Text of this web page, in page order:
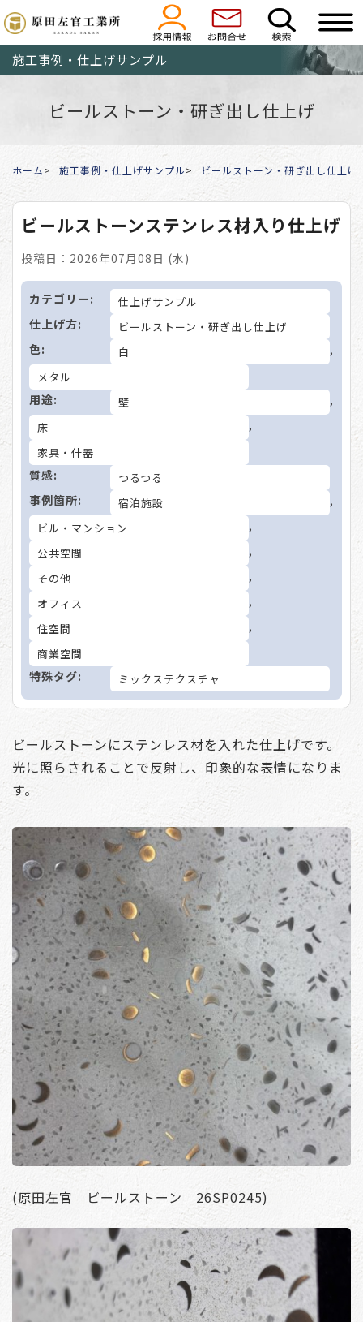
施工事例・仕上げサンプル
ビールストーン・研ぎ出し仕上げ
ホーム 施工事例・仕上げサンプル ビールストーン・研ぎ出し仕上げ
ビールストーンステンレス材入り仕上げ
投稿日：2026年07月08日 (水)
カテゴリー: 仕上げサンプル
仕上げ方: ビールストーン・研ぎ出し仕上げ
色: 白 ,
メタル
用途: 壁 ,
床 ,
家具・什器
質感: つるつる
事例箇所: 宿泊施設 ,
ビル・マンション ,
公共空間 ,
その他 ,
オフィス ,
住空間 ,
商業空間
特殊タグ: ミックステクスチャ
ビールストーンにステンレス材を入れた仕上げです。
光に照らされることで反射し、印象的な表情になりま
す。
(原田左官 ビールストーン 26SP0245)